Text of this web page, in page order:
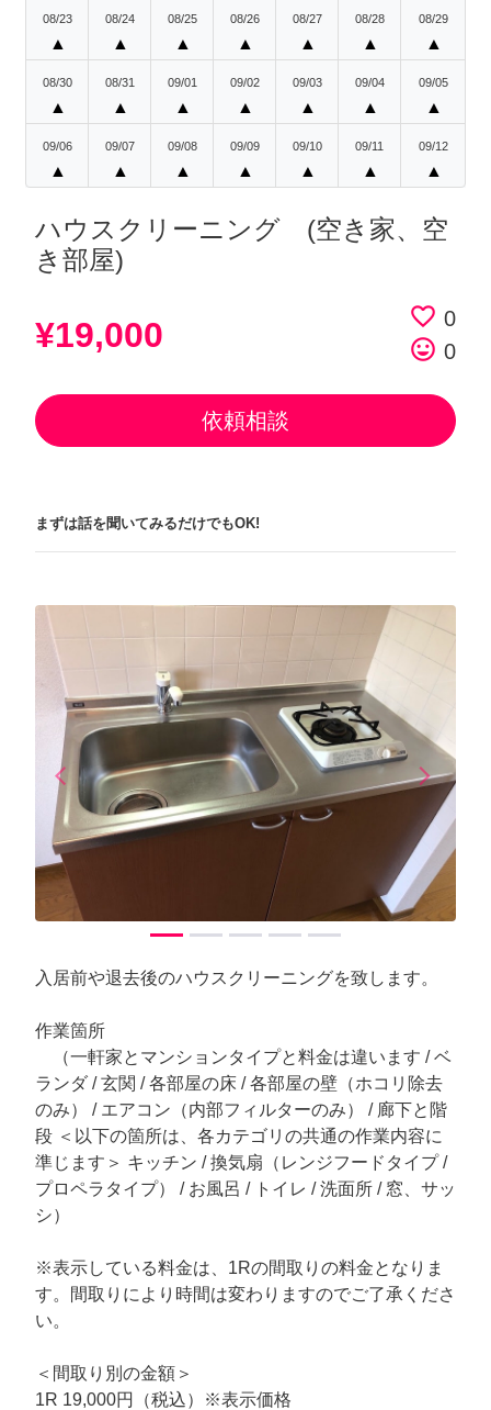
08/23
▲
08/24
▲
08/25
▲
08/26
▲
08/27
▲
08/28
▲
08/29
▲
08/30
▲
08/31
▲
09/01
▲
09/02
▲
09/03
▲
09/04
▲
09/05
▲
09/06
▲
09/07
▲
09/08
▲
09/09
▲
09/10
▲
09/11
▲
09/12
▲
ハウスクリーニング (空き家、空
き部屋)
¥19,000 favorite_border 0
tag_faces 0
依頼相談
まずは話を聞いてみるだけでもOK!
arrow_back_iosPrevious arrow_forward_iosNext
入居前や退去後のハウスクリーニングを致します。
作業箇所
（一軒家とマンションタイプと料金は違います / ベ
ランダ / 玄関 / 各部屋の床 / 各部屋の壁（ホコリ除去
のみ） / エアコン（内部フィルターのみ） / 廊下と階
段 ＜以下の箇所は、各カテゴリの共通の作業内容に
準じます＞ キッチン / 換気扇（レンジフードタイプ /
プロペラタイプ） / お風呂 / トイレ / 洗面所 / 窓、サッ
シ）
※表示している料金は、1Rの間取りの料金となりま
す。間取りにより時間は変わりますのでご了承くださ
い。
＜間取り別の金額＞
1R 19,000円（税込）※表示価格